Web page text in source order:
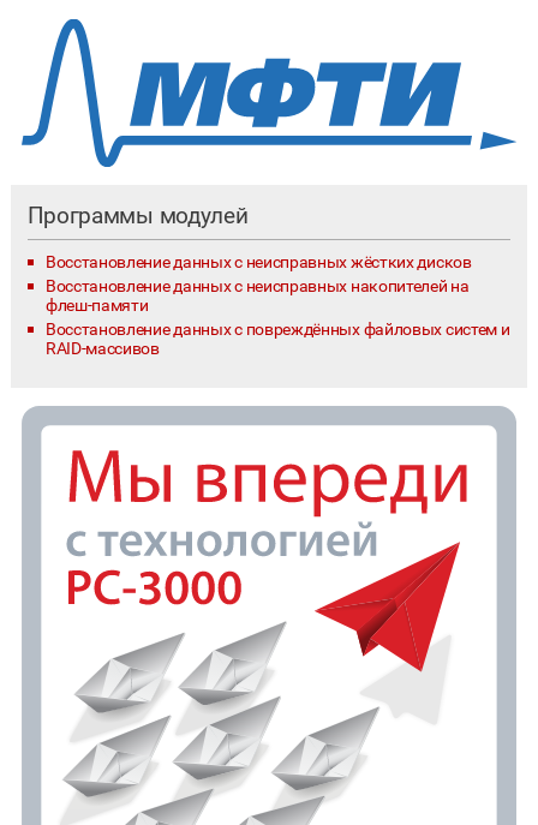
Программы модулей
Восстановление данных с неисправных жёстких дисков
Восстановление данных с неисправных накопителей на
флеш-памяти
Восстановление данных с повреждённых файловых систем и
RAID-массивов